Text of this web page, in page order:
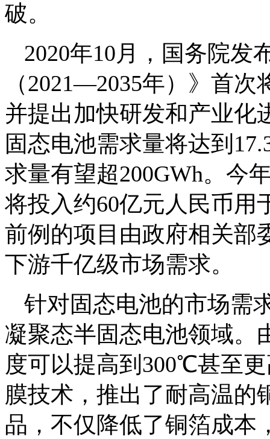
破。
2020年10月，国务院发
（2021—2035年）》首
并提出加快研发和产业化
固态电池需求量将达到
求量有望超200GWh。今
将投入约60亿元人民币用
前例的项目由政府相关部
下游千亿级市场需求。
针对固态电池的市场需
凝聚态半固态电池领域。
度可以提高到300℃甚至
膜技术，推出了耐高温的
品，不仅降低了铜箔成本